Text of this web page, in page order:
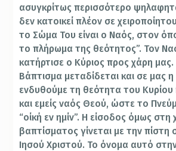
ασυγκρίτως περισσότερο
δεν κατοικεί πλέον σε
το Σώμα Του είναι ο Ναός, στον
το πλήρωμα της θεότητος”. Τον
κατήρτισε ο Κύριος προς χάρη
Βάπτισμα μεταδίδεται και σε μας
ενδυθούμε τη θεότητα του Κυρίου
και εμείς ναός Θεού, ώστε το
“οίκή εν ημίν”. Η είσοδος όμως
βαπτίσματος γίνεται με την
Ιησού Χριστού. Το όνομα αυτό